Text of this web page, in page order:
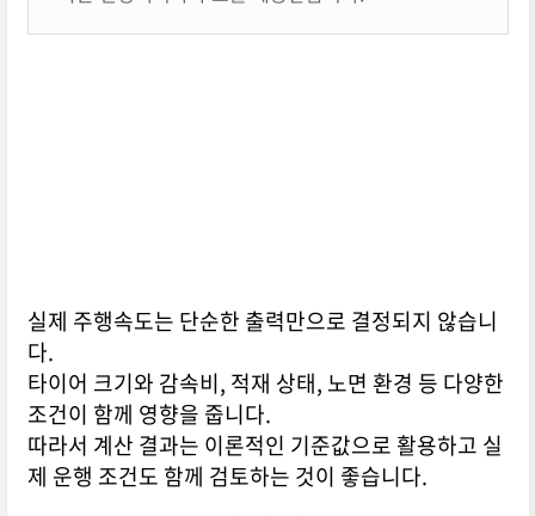
실제 주행속도는 단순한 출력만으로 결정되지 않습니
다.
타이어 크기와 감속비, 적재 상태, 노면 환경 등 다양한
조건이 함께 영향을 줍니다.
따라서 계산 결과는 이론적인 기준값으로 활용하고 실
제 운행 조건도 함께 검토하는 것이 좋습니다.